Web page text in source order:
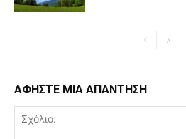
ΑΦΗΣΤΕ ΜΙΑ ΑΠΑΝΤΗΣΗ